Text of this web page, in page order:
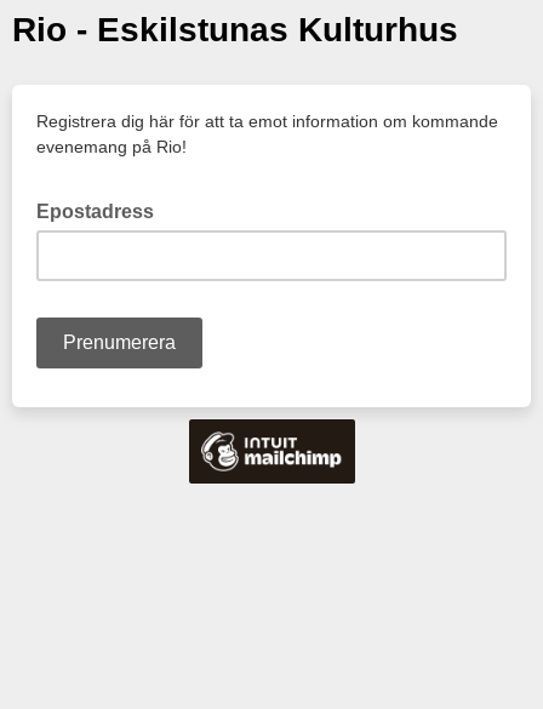
Rio - Eskilstunas Kulturhus
Registrera dig här för att ta emot information om kommande
evenemang på Rio!
Epostadress